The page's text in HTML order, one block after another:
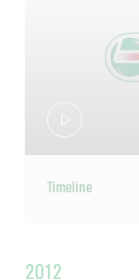
Timeline
2012